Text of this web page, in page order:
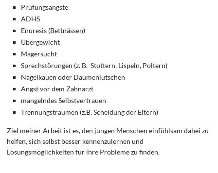
Prüfungsängste
ADHS
Enuresis (Bettnässen)
Übergewicht
Magersucht
Sprechstörungen (z. B. Stottern, Lispeln, Poltern)
Nägelkauen oder Daumenlutschen
Angst vor dem Zahnarzt
mangelndes Selbstvertrauen
Trennungstraumen (z.B. Scheidung der Eltern)
Ziel meiner Arbeit ist es, den jungen Menschen einfühlsam dabei zu
helfen, sich selbst besser kennenzulernen und
Lösungsmöglichkeiten für ihre Probleme zu finden.